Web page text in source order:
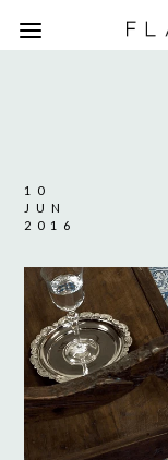
10
JUN
2016